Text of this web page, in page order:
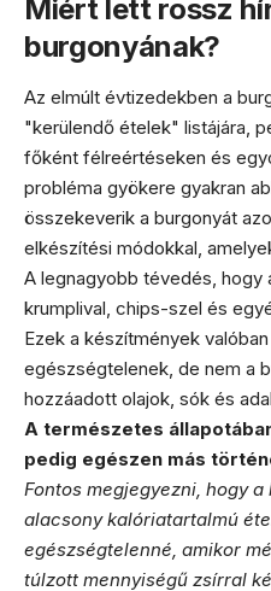
Miért lett rossz
burgonyának?
Az elmúlt évtizedekben a
"kerülendő ételek" listájára,
főként félreértéseken és
probléma gyökere gyakran
összekeverik a burgonyát
elkészítési módokkal,
A legnagyobb tévedés, hogy
krumplival, chips-szel és
Ezek a készítmények
egészségtelenek, de nem a
hozzáadott olajok, sók és
A természetes
pedig egészen más
Fontos megjegyezni, hogy
alacsony kalóriatartalmú
egészségtelenné, amikor
túlzott mennyiségű zsírral